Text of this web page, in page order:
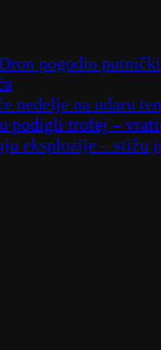
pogodio
nedelje na udaru
podigli trofej –
eksplozije –